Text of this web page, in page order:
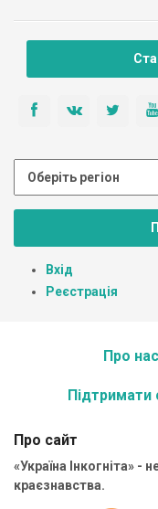
Вхід
Реєстрація
Про нас
Підтримати
Про сайт
«Україна Інкогніта» -
краєзнавства.